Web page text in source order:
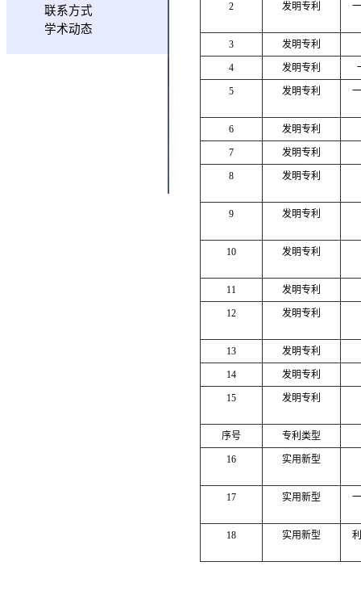
联系方式
学术动态
2 发明专利
3 发明专利
4 发明专利
5 发明专利
6 发明专利
7 发明专利
8 发明专利
9 发明专利
10 发明专利
11 发明专利
12 发明专利
13 发明专利
14 发明专利
15 发明专利
序号 专利类型
16 实用新型
17 实用新型
18 实用新型